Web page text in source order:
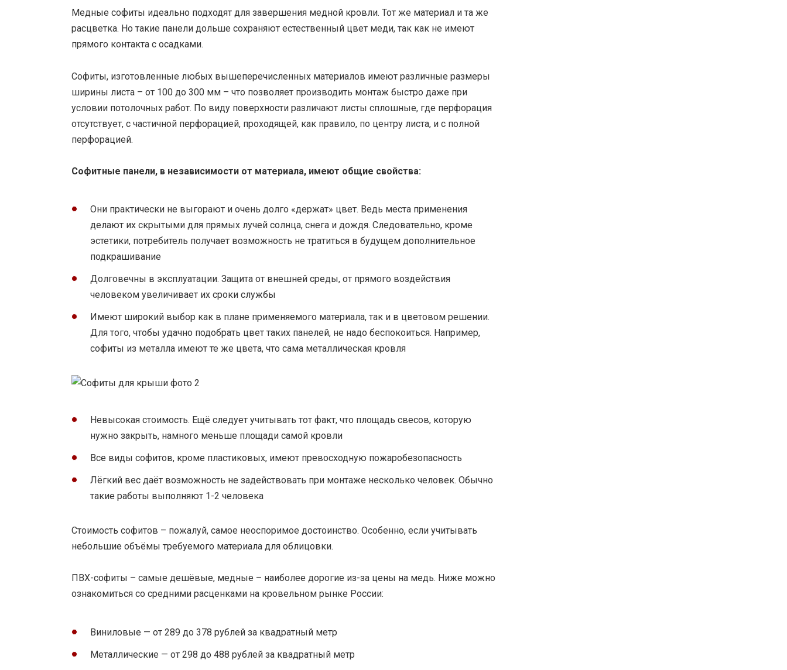
Медные софиты идеально подходят для завершения медной кровли. Тот же материал и та же
расцветка. Но такие панели дольше сохраняют естественный цвет меди, так как не имеют
прямого контакта с осадками.
Софиты, изготовленные любых вышеперечисленных материалов имеют различные размеры
ширины листа – от 100 до 300 мм – что позволяет производить монтаж быстро даже при
условии потолочных работ. По виду поверхности различают листы сплошные, где перфорация
отсутствует, с частичной перфорацией, проходящей, как правило, по центру листа, и с полной
перфорацией.
Софитные панели, в независимости от материала, имеют общие свойства:
Они практически не выгорают и очень долго «держат» цвет. Ведь места применения
делают их скрытыми для прямых лучей солнца, снега и дождя. Следовательно, кроме
эстетики, потребитель получает возможность не тратиться в будущем дополнительное
подкрашивание
Долговечны в эксплуатации. Защита от внешней среды, от прямого воздействия
человеком увеличивает их сроки службы
Имеют широкий выбор как в плане применяемого материала, так и в цветовом решении.
Для того, чтобы удачно подобрать цвет таких панелей, не надо беспокоиться. Например,
софиты из металла имеют те же цвета, что сама металлическая кровля
Невысокая стоимость. Ещё следует учитывать тот факт, что площадь свесов, которую
нужно закрыть, намного меньше площади самой кровли
Все виды софитов, кроме пластиковых, имеют превосходную пожаробезопасность
Лёгкий вес даёт возможность не задействовать при монтаже несколько человек. Обычно
такие работы выполняют 1-2 человека
Стоимость софитов – пожалуй, самое неоспоримое достоинство. Особенно, если учитывать
небольшие объёмы требуемого материала для облицовки.
ПВХ-софиты – самые дешёвые, медные – наиболее дорогие из-за цены на медь. Ниже можно
ознакомиться со средними расценками на кровельном рынке России:
Виниловые — от 289 до 378 рублей за квадратный метр
Металлические — от 298 до 488 рублей за квадратный метр